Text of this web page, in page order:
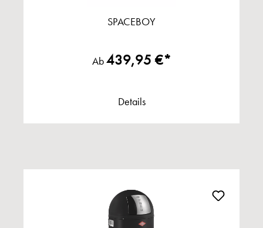
SPACEBOY
Ab439,95 €*
Details